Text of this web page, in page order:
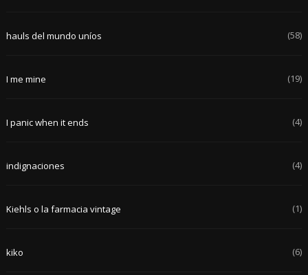
hauls del mundo uníos (58)
I me mine (19)
I panic when it ends (4)
indignaciones (4)
Kiehls o la farmacia vintage (1)
kiko (6)